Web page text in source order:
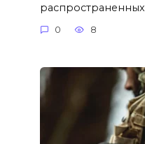
распространенных
0 8